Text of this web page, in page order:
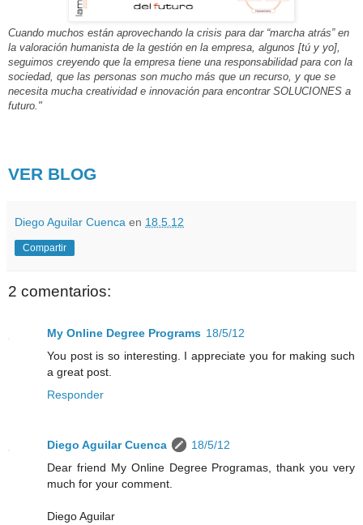
Cuando muchos están aprovechando la crisis para dar “marcha atrás” en
la valoración humanista de la gestión en la empresa, algunos [tú y yo],
seguimos creyendo que la empresa tiene una responsabilidad para con la
sociedad, que las personas son mucho más que un recurso, y que se
necesita mucha creatividad e innovación para encontrar SOLUCIONES a
futuro."
VER BLOG
Diego Aguilar Cuenca en 18.5.12
Compartir
2 comentarios:
My Online Degree Programs 18/5/12
You post is so interesting. I appreciate you for making such
a great post.
Responder
Diego Aguilar Cuenca
18/5/12
Dear friend My Online Degree Programas, thank you very
much for your comment.
Diego Aguilar